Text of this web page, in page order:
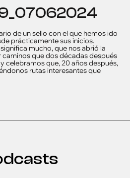
de un sello con el que hemos ido
prácticamente sus inicios.
mucho, que nos abrió la
que dos décadas después
celebramos que, 20 años después,
rutas interesantes que